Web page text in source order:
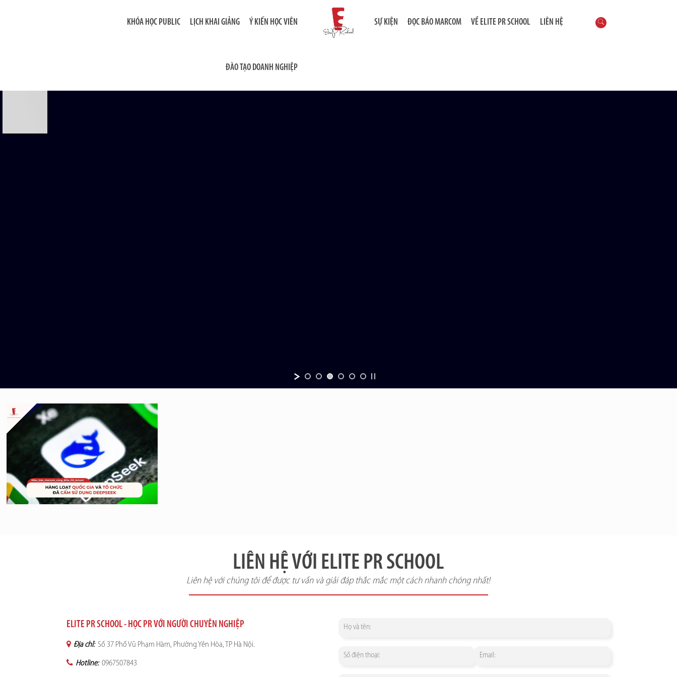
KHÓA HỌC PUBLIC LỊCH KHAI GIẢNG Ý KIẾN HỌC VIÊN
ĐÀO TẠO DOANH NGHIỆP
SỰ KIỆN ĐỌC BÁO MARCOM VỀ ELITE PR SCHOOL LIÊN HỆ
LIÊN HỆ VỚI ELITE PR SCHOOL
Liên hệ với chúng tôi để được tư vấn và giải đáp thắc mắc một cách nhanh chóng nhất!
ELITE PR SCHOOL - HỌC PR VỚI NGƯỜI CHUYÊN NGHIỆP
Địa chỉ: Số 37 Phố Vũ Phạm Hàm, Phường Yên Hòa, TP Hà Nội.
Hotline: 0967507843